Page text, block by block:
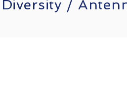
/